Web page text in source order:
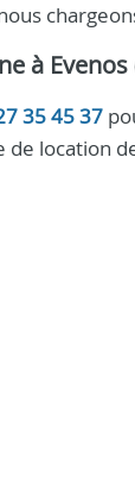
à
35 45 37
de location